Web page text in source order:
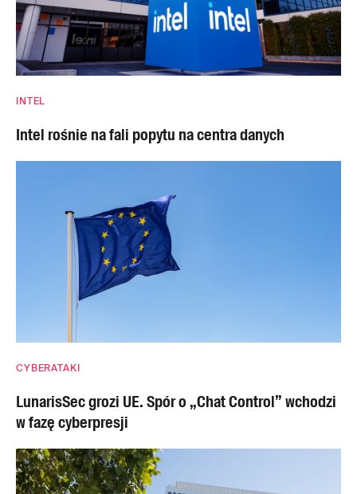
INTEL
Intel rośnie na fali popytu na centra danych
CYBERATAKI
LunarisSec grozi UE. Spór o „Chat Control” wchodzi
w fazę cyberpresji